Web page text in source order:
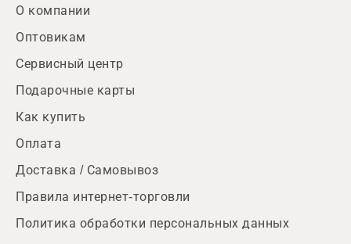
О компании
Оптовикам
Сервисный центр
Подарочные карты
Как купить
Оплата
Доставка / Самовывоз
Правила интернет-торговли
Политика обработки персональных данных